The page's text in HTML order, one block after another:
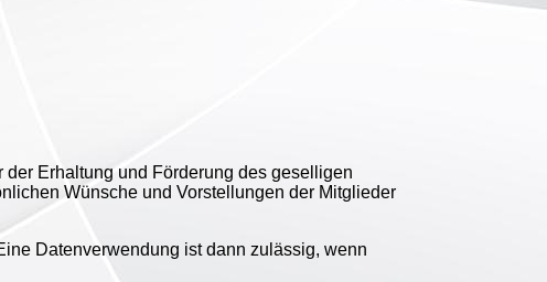
Erhaltung und Förderung des geselligen
Wünsche und Vorstellungen der Mitglieder
Datenverwendung ist dann zulässig, wenn